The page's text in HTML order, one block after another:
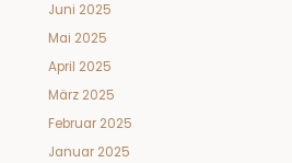
Juni 2025
Mai 2025
April 2025
März 2025
Februar 2025
Januar 2025